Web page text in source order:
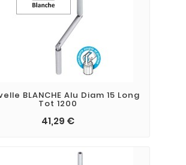
BLANCHE Alu Diam 15 Long
Tot 1200
41,29 €